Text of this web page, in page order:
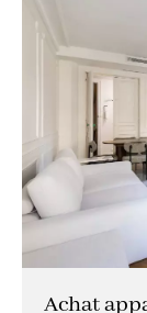
Achat